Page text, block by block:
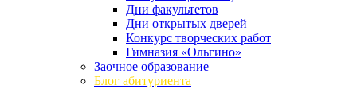
Дни факультетов
Дни открытых дверей
Конкурс творческих работ
Гимназия «Ольгино»
Заочное образование
Блог абитуриента